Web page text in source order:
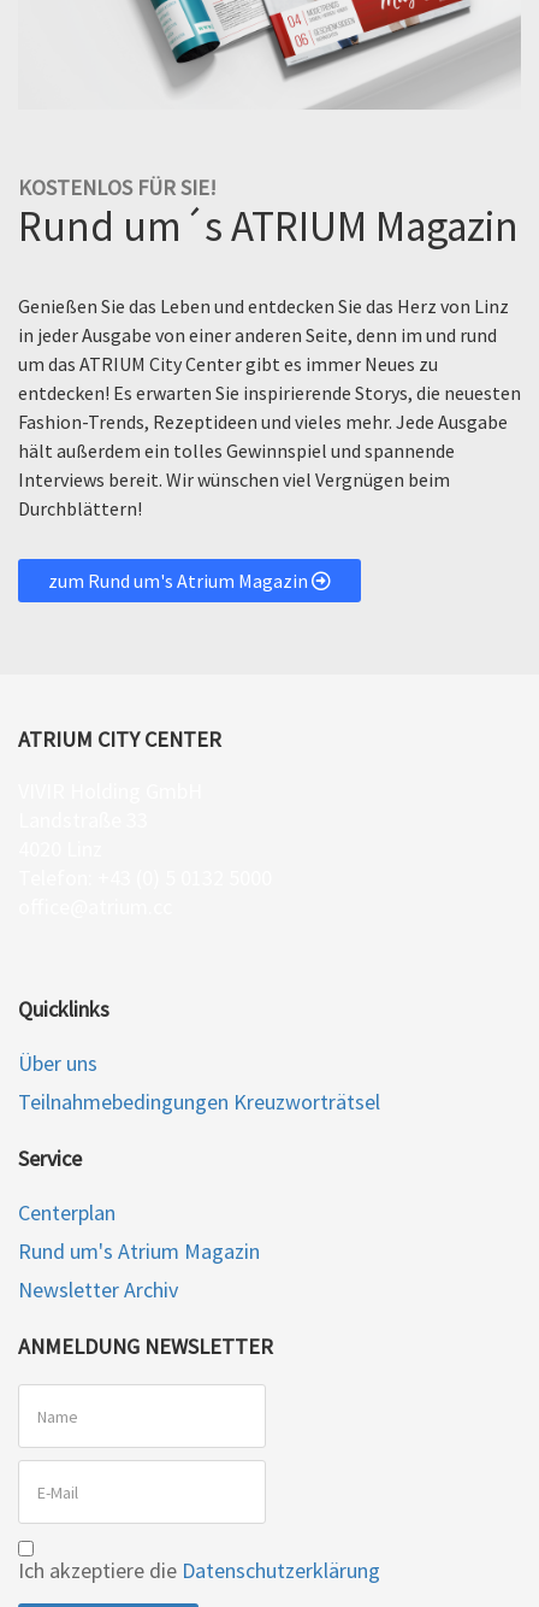
KOSTENLOS FÜR SIE!
Rund um´s ATRIUM Magazin
Genießen Sie das Leben und entdecken Sie das Herz von Linz
in jeder Ausgabe von einer anderen Seite, denn im und rund
um das ATRIUM City Center gibt es immer Neues zu
entdecken! Es erwarten Sie inspirierende Storys, die neuesten
Fashion-Trends, Rezeptideen und vieles mehr. Jede Ausgabe
hält außerdem ein tolles Gewinnspiel und spannende
Interviews bereit. Wir wünschen viel Vergnügen beim
Durchblättern!
zum Rund um's Atrium Magazin
ATRIUM CITY CENTER
Quicklinks
Über uns
Teilnahmebedingungen Kreuzworträtsel
Service
Centerplan
Rund um's Atrium Magazin
Newsletter Archiv
ANMELDUNG NEWSLETTER
Ich akzeptiere die Datenschutzerklärung